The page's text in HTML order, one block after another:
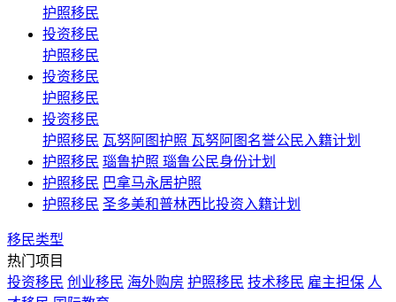
护照移民
投资移民
护照移民
投资移民
护照移民
投资移民
护照移民 瓦努阿图护照 瓦努阿图名誉公民入籍计划
护照移民 瑙鲁护照 瑙鲁公民身份计划
护照移民 巴拿马永居护照
护照移民 圣多美和普林西比投资入籍计划
移民类型
热门项目
投资移民 创业移民 海外购房 护照移民 技术移民 雇主担保 人